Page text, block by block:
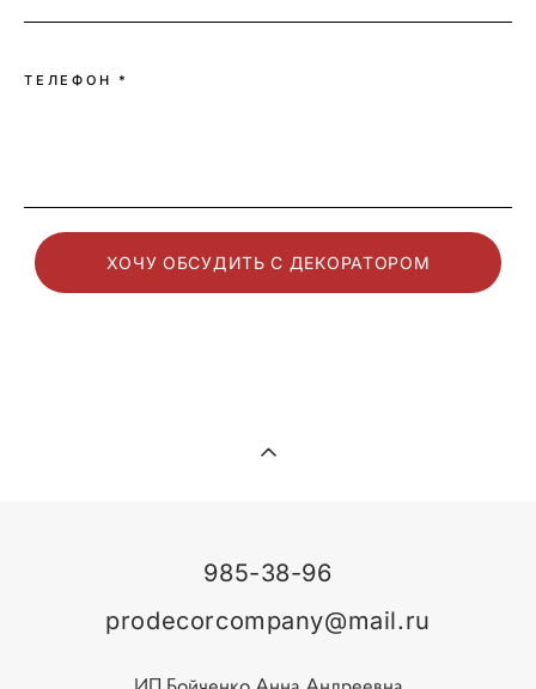
ТЕЛЕФОН *
ХОЧУ ОБСУДИТЬ С ДЕКОРАТОРОМ
985-38-96
prodecorcompany@mail.ru